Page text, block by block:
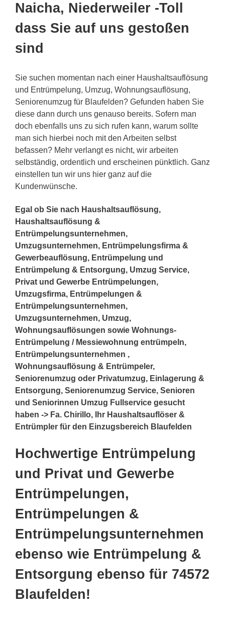
Naicha, Niederweiler -Toll
dass Sie auf uns gestoßen
sind
Sie suchen momentan nach einer Haushaltsauflösung
und Entrümpelung, Umzug, Wohnungsauflösung,
Seniorenumzug für Blaufelden? Gefunden haben Sie
diese dann durch uns genauso bereits. Sofern man
doch ebenfalls uns zu sich rufen kann, warum sollte
man sich hierbei noch mit den Arbeiten selbst
befassen? Mehr verlangt es nicht, wir arbeiten
selbständig, ordentlich und erscheinen pünktlich. Ganz
einstellen tun wir uns hier ganz auf die
Kundenwünsche.
Egal ob Sie nach Haushaltsauflösung,
Haushaltsauflösung &
Entrümpelungsunternehmen,
Umzugsunternehmen, Entrümpelungsfirma &
Gewerbeauflösung, Entrümpelung und
Entrümpelung & Entsorgung, Umzug Service,
Privat und Gewerbe Entrümpelungen,
Umzugsfirma, Entrümpelungen &
Entrümpelungsunternehmen,
Umzugsunternehmen, Umzug,
Wohnungsauflösungen sowie Wohnungs-
Entrümpelung / Messiewohnung entrümpeln,
Entrümpelungsunternehmen ,
Wohnungsauflösung & Entrümpeler,
Seniorenumzug oder Privatumzug, Einlagerung &
Entsorgung, Seniorenumzug Service, Senioren
und Seniorinnen Umzug Fullservice gesucht
haben -> Fa. Chirillo, Ihr Haushaltsauflöser &
Entrümpler für den Einzugsbereich Blaufelden
Hochwertige Entrümpelung
und Privat und Gewerbe
Entrümpelungen,
Entrümpelungen &
Entrümpelungsunternehmen
ebenso wie Entrümpelung &
Entsorgung ebenso für 74572
Blaufelden!